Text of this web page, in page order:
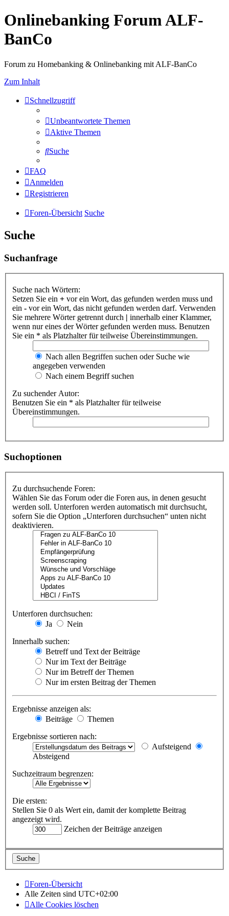
Onlinebanking Forum ALF-
BanCo
Forum zu Homebanking & Onlinebanking mit ALF-BanCo
Zum Inhalt
Schnellzugriff
Unbeantwortete Themen
Aktive Themen
Suche
FAQ
Anmelden
Registrieren
Foren-Übersicht Suche
Suche
Suchanfrage
Suche nach Wörtern:
Setzen Sie ein + vor ein Wort, das gefunden werden muss und
ein - vor ein Wort, das nicht gefunden werden darf. Verwenden
Sie mehrere Wörter getrennt durch | innerhalb einer Klammer,
wenn nur eines der Wörter gefunden werden muss. Benutzen
Sie ein * als Platzhalter für teilweise Übereinstimmungen.
Nach allen Begriffen suchen oder Suche wie
angegeben verwenden
Nach einem Begriff suchen
Zu suchender Autor:
Benutzen Sie ein * als Platzhalter für teilweise
Übereinstimmungen.
Suchoptionen
Zu durchsuchende Foren:
Wählen Sie das Forum oder die Foren aus, in denen gesucht
werden soll. Unterforen werden automatisch mit durchsucht,
sofern Sie die Option „Unterforen durchsuchen“ unten nicht
deaktivieren.
Unterforen durchsuchen:
Ja
Nein
Innerhalb suchen:
Betreff und Text der Beiträge
Nur im Text der Beiträge
Nur im Betreff der Themen
Nur im ersten Beitrag der Themen
Ergebnisse anzeigen als:
Beiträge
Themen
Ergebnisse sortieren nach:
Aufsteigend
Absteigend
Suchzeitraum begrenzen:
Die ersten:
Stellen Sie 0 als Wert ein, damit der komplette Beitrag
angezeigt wird.
Zeichen der Beiträge anzeigen
Foren-Übersicht
Alle Zeiten sind UTC+02:00
Alle Cookies löschen